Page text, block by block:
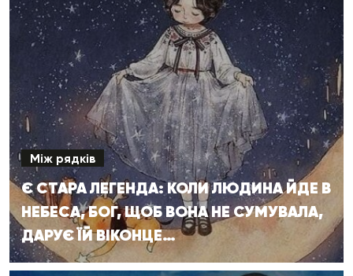
Між рядків
Є СТАРА ЛЕГЕНДА: КОЛИ ЛЮДИНА ЙДЕ В
НЕБЕСА, БОГ, ЩОБ ВОНА НЕ СУМУВАЛА,
ДАРУЄ ЇЙ ВІКОНЦЕ…